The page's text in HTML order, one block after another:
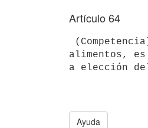
Artículo 64
alimentos,
a elección
Ayuda